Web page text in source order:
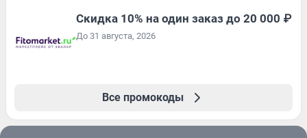
Скидка 10% на один заказ до 20 000 ₽
До 31 августа, 2026
Все промокоды